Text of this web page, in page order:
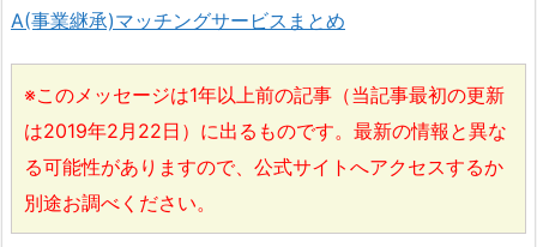
A(事業継承)マッチングサービスまとめ
※このメッセージは1年以上前の記事（当記事最初の更新
は2019年2月22日）に出るものです。最新の情報と異な
る可能性がありますので、公式サイトへアクセスするか
別途お調べください。